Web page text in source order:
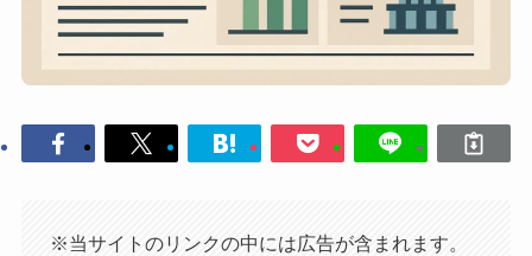
※当サイトのリンクの中には広告が含まれます。